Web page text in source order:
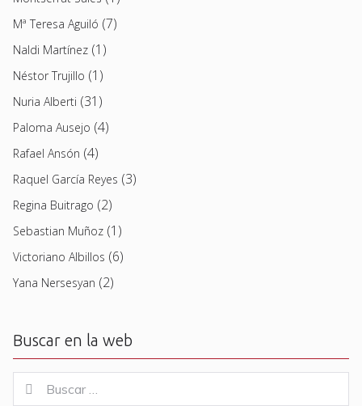
Mª Teresa Aguiló (7)
Naldi Martínez (1)
Néstor Trujillo (1)
Nuria Alberti (31)
Paloma Ausejo (4)
Rafael Ansón (4)
Raquel García Reyes (3)
Regina Buitrago (2)
Sebastian Muñoz (1)
Victoriano Albillos (6)
Yana Nersesyan (2)
Buscar en la web
for:
Buscar